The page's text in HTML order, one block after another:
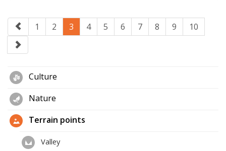
1 2 3 4 5 6 7 8 9 10
Culture
Nature
Terrain points
Valley